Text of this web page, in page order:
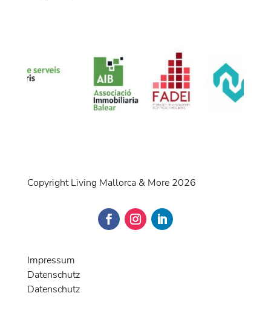
Copyright Living Mallorca & More 2026
Impressum
Datenschutz
Datenschutz